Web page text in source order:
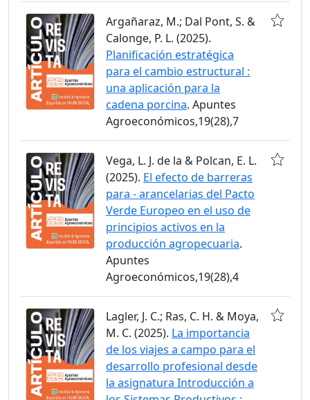
Argañaraz, M.; Dal Pont, S. &
Calonge, P. L. (2025).
Planificación estratégica
para el cambio estructural :
una aplicación para la
cadena porcina. Apuntes
Agroeconómicos,19(28),7
Vega, L. J. de la & Polcan, E. L.
(2025). El efecto de barreras
para - arancelarias del Pacto
Verde Europeo en el uso de
principios activos en la
producción agropecuaria.
Apuntes
Agroeconómicos,19(28),4
Lagler, J. C.; Ras, C. H. & Moya,
M. C. (2025). La importancia
de los viajes a campo para el
desarrollo profesional desde
la asignatura Introducción a